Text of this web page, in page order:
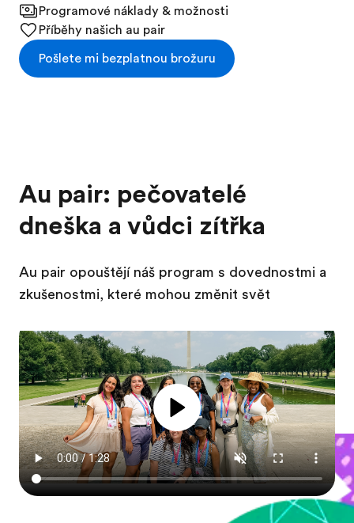
Programové náklady & možnosti
Příběhy našich au pair
Pošlete mi bezplatnou brožuru
Au pair: pečovatelé
dneška a vůdci zítřka
Au pair opouštějí náš program s dovednostmi a
zkušenostmi, které mohou změnit svět